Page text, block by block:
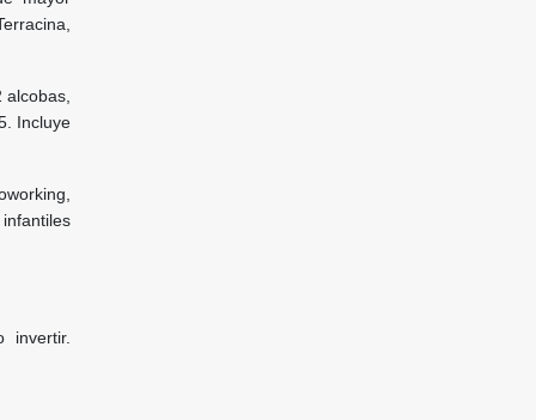
Incluye
invertir.